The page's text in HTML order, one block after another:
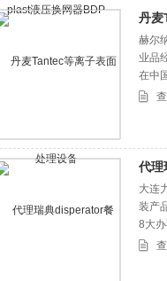
丹麦
赫尔
业品
在中
代理
大连
装产
8大